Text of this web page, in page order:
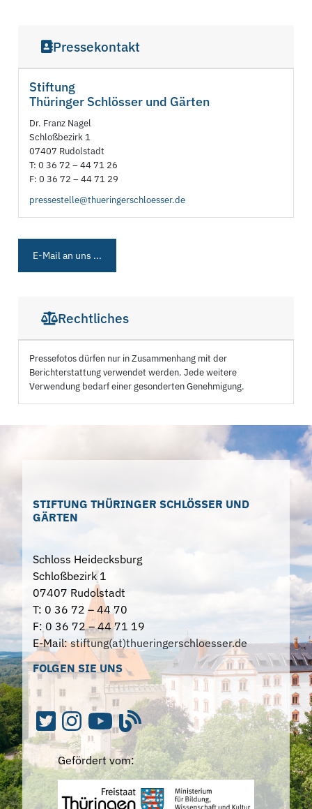
Pressekontakt
Stiftung
Thüringer Schlösser und Gärten
Dr. Franz Nagel
Schloßbezirk 1
07407 Rudolstadt
T: 0 36 72 – 44 71 26
F: 0 36 72 – 44 71 29
pressestelle@thueringerschloesser.de
E-Mail an uns ...
Rechtliches
Pressefotos dürfen nur in Zusammenhang mit der
Berichterstattung verwendet werden. Jede weitere
Verwendung bedarf einer gesonderten Genehmigung.
STIFTUNG THÜRINGER SCHLÖSSER UND
GÄRTEN
Schloss Heidecksburg
Schloßbezirk 1
07407 Rudolstadt
T: 0 36 72 – 44 70
F: 0 36 72 – 44 71 19
E-Mail:stiftung(at)thueringerschloesser.de
FOLGEN SIE UNS
Gefördert vom: